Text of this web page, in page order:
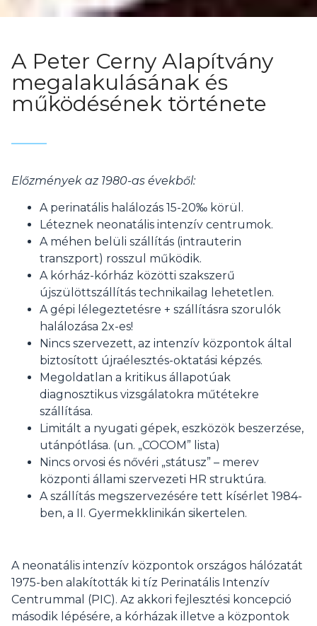
A Peter Cerny Alapítvány
megalakulásának és
működésének története
Előzmények az 1980-as évekből:
A perinatális halálozás 15-20‰ körül.
Léteznek neonatális intenzív centrumok.
A méhen belüli szállítás (intrauterin
transzport) rosszul működik.
A kórház-kórház közötti szakszerű
újszülöttszállítás technikailag lehetetlen.
A gépi lélegeztetésre + szállításra szorulók
halálozása 2x-es!
Nincs szervezett, az intenzív központok által
biztosított újraélesztés-oktatási képzés.
Megoldatlan a kritikus állapotúak
diagnosztikus vizsgálatokra műtétekre
szállítása.
Limitált a nyugati gépek, eszközök beszerzése,
utánpótlása. (un. „COCOM” lista)
Nincs orvosi és nővéri „státusz” – merev
központi állami szervezeti HR struktúra.
A szállítás megszervezésére tett kísérlet 1984-
ben, a II. Gyermekklinikán sikertelen.
A neonatális intenzív központok országos hálózatát
1975-ben alakították ki tíz Perinatális Intenzív
Centrummal (PIC). Az akkori fejlesztési koncepció
második lépésére, a kórházak illetve a központok